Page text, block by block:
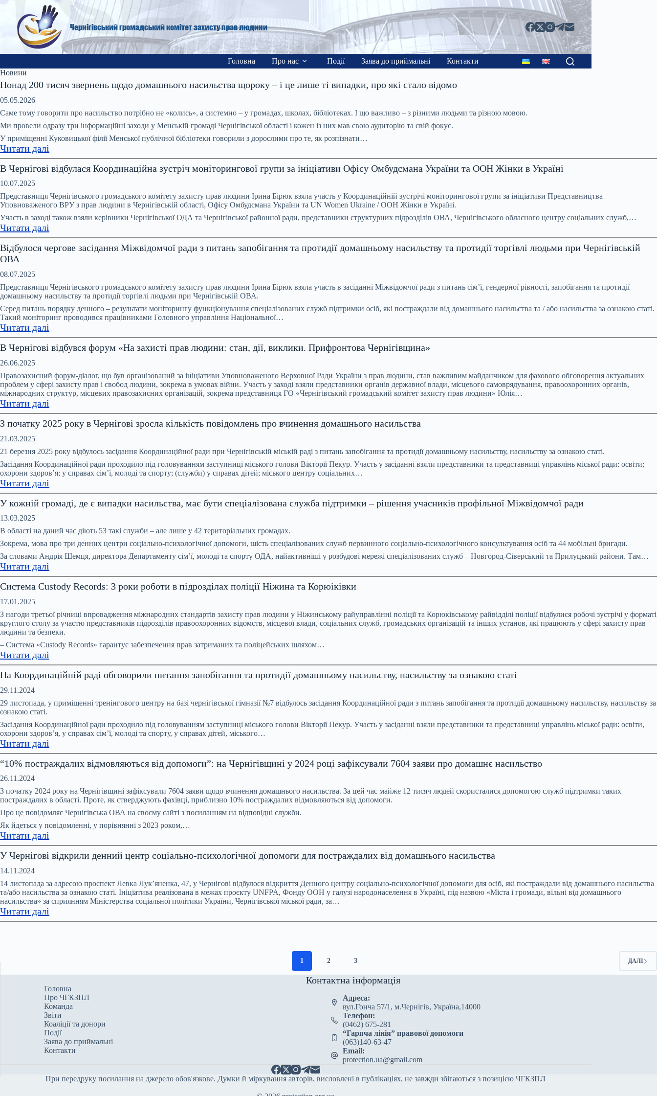
вмісту
Чернігівський громадський комітет захисту прав людини
Головна Про нас Події Заява до приймальні
Контакти
Новини
Понад 200 тисяч звернень щодо домашнього насильства щороку – і це лише ті випадки, про які стало відомо
05.05.2026
Саме тому говорити про насильство потрібно не «колись», а системно – у громадах, школах, бібліотеках. І що важливо – з різними людьми та різною мовою.
Ми провели одразу три інформаційні заходи у Менській громаді Чернігівської області і кожен із них мав свою аудиторію та свій фокус.
У приміщенні Куковицької філії Менської публічної бібліотеки говорили з дорослими про те, як розпізнати…
Читати далі
Понад
200
звернень
щодо
домашнього
щороку
–
лише
ті
випадки,
про
стало
відомо
В Чернігові відбулася Координаційна зустріч моніторингової групи за ініціативи Офісу Омбудсмана України та ООН Жінки в Україні
10.07.2025
Представниця Чернігівського громадського комітету захисту прав людини Ірина Бірюк взяла участь у Координаційній зустрічі моніторингової групи за ініціативи Представництва
Уповноваженого ВРУ з прав людини в Чернігівській області, Офісу Омбудсмана України та UN Women Ukraine / ООН Жінки в Україні.
Участь в заході також взяли керівники Чернігівської ОДА та Чернігівської районної ради, представники структурних підрозділів ОВА, Чернігівського обласного центру соціальних служб,…
Читати далі
В
Чернігові
зустріч
моніторингової
групи
за
ініціативи
Офісу
Омбудсмана
та
ООН
Жінки
в
Україні
Відбулося чергове засідання Міжвідомчої ради з питань запобігання та протидії домашньому насильству та протидії торгівлі людьми при Чернігівській
ОВА
08.07.2025
Представниця Чернігівського громадського комітету захисту прав людини Ірина Бірюк взяла участь в засіданні Міжвідомчої ради з питань сімʼї, гендерної рівності, запобігання та протидії
домашньому насильству та протидії торгівлі людьми при Чернігівській ОВА.
Серед питань порядку денного – результати моніторингу функціонування спеціалізованих служб підтримки осіб, які постраждали від домашнього насильства та / або насильства за ознакою статі.
Такий моніторинг проводився працівниками Головного управління Національної…
Читати далі
Відбулося
чергове
Міжвідомчої
ради
з
питань
запобігання
та
домашньому
насильству
та
протидії
торгівлі
людьми
Чернігівській
ОВА
В Чернігові відбувся форум «На захисті прав людини: стан, дії, виклики. Прифронтова Чернігівщина»
26.06.2025
Правозахисний форум-діалог, що був організований за ініціативи Уповноваженого Верховної Ради України з прав людини, став важливим майданчиком для фахового обговорення актуальних
проблем у сфері захисту прав і свобод людини, зокрема в умовах війни. Участь у заході взяли представники органів державної влади, місцевого самоврядування, правоохоронних органів,
міжнародних структур, місцевих правозахисних організацій, зокрема представниця ГО «Чернігівський громадський комітет захисту прав людини» Юлія…
Читати далі
В
Чернігові
форум
«На
захисті
людини:
стан,
виклики.
Прифронтова
Чернігівщина»
З початку 2025 року в Чернігові зросла кількість повідомлень про вчинення домашнього насильства
21.03.2025
21 березня 2025 року відбулось засідання Координаційної ради при Чернігівській міській раді з питань запобігання та протидії домашньому насильству, насильству за ознакою статі.
Засідання Координаційної ради проходило під головуванням заступниці міського голови Вікторії Пекур. Участь у засіданні взяли представники та представниці управлінь міської ради: освіти;
охорони здоров’я; у справах сім’ї, молоді та спорту; (служби) у справах дітей; міського центру соціальних…
Читати далі
З
початку
року
Чернігові
зросла
кількість
повідомлень
домашнього
насильства
У кожній громаді, де є випадки насильства, має бути спеціалізована служба підтримки – рішення учасників профільної Міжвідомчої ради
13.03.2025
В області на даний час діють 53 такі служби – але лише у 42 територіальних громадах.
Зокрема, мова про три денних центри соціально-психологічної допомоги, шість спеціалізованих служб первинного соціально-психологічного консультування осіб та 44 мобільні бригади.
За словами Андрія Шемця, директора Департаменту сім’ї, молоді та спорту ОДА, найактивніші у розбудові мережі спеціалізованих служб – Новгород-Сіверський та Прилуцький райони. Там…
Читати далі
У
кожній
де
є
випадки
насильства,
бути
спеціалізована
підтримки
рішення
учасників
профільної
Міжвідомчої
ради
Система Custody Records: 3 роки роботи в підрозділах поліції Ніжина та Корюіківки
17.01.2025
З нагоди третьої річниці впровадження міжнародних стандартів захисту прав людини у Ніжинському райуправлінні поліції та Корюківському райвідділі поліції відбулися робочі зустрічі у форматі
круглого столу за участю представників підрозділів правоохоронних відомств, місцевої влади, соціальних служб, громадських організацій та інших установ, які працюють у сфері захисту прав
людини та безпеки.
– Система «Custody Records» гарантує забезпечення прав затриманих та поліцейських шляхом…
Читати далі
Система
Custody
3
роки
роботи
в
поліції
Ніжина
Корюіківки
На Координаційній раді обговорили питання запобігання та протидії домашньому насильству, насильству за ознакою статі
29.11.2024
29 листопада, у приміщенні тренінгового центру на базі чернігівської гімназії №7 відбулось засідання Координаційної ради з питань запобігання та протидії домашньому насильству, насильству за
ознакою статі.
Засідання Координаційної ради проходило під головуванням заступниці міського голови Вікторії Пекур. Участь у засіданні взяли представники та представниці управлінь міської ради: освіти,
охорони здоров’я, у справах сім’ї, молоді та спорту, у справах дітей, міського…
Читати далі
На
Координаційній
обговорили
питання
запобігання
та
протидії
домашньому
насильству,
ознакою
статі
“10% постраждалих відмовляються від допомоги”: на Чернігівщині у 2024 році зафіксували 7604 заяви про домашнє насильство
26.11.2024
З початку 2024 року на Чернігівщині зафіксували 7604 заяви щодо вчинення домашнього насильства. За цей час майже 12 тисяч людей скористалися допомогою служб підтримки таких
постраждалих в області. Проте, як стверджують фахівці, приблизно 10% постраждалих відмовляються від допомоги.
Про це повідомляє Чернігівська ОВА на своєму сайті з посиланням на відповідні служби.
Як йдеться у повідомленні, у порівнянні з 2023 роком,…
Читати далі
“10%
постраждалих
від
допомоги”:
на
Чернігівщині
у
про
домашнє
насильство
У Чернігові відкрили денний центр соціально-психологічної допомоги для постраждалих від домашнього насильства
14.11.2024
14 листопада за адресою проспект Левка Лук’яненка, 47, у Чернігові відбулося відкриття Денного центру соціально-психологічної допомоги для осіб, які постраждали від домашнього насильства
та/або насильства за ознакою статі. Ініціатива реалізована в межах проєкту UNFPA, Фонду ООН у галузі народонаселення в Україні, під назвою «Міста і громади, вільні від домашнього
насильства» за сприянням Міністерства соціальної політики України, Чернігівської міської ради, за…
Читати далі
У
соціально-
психологічної
допомоги
для
постраждалих
від
домашнього
1 2 3 ДАЛІ
Головна
Про ЧГКЗПЛ
Команда
Звіти
Коаліції та донори
Події
Заява до приймальні
Контакти
Контактна інформація
Адреса:
вул.Гонча 57/1, м.Чернігів, Україна,14000
Телефон:
(0462) 675-281
“Гаряча лінія” правової допомоги
(063)140-63-47
Email:
protection.ua@gmail.com
При передруку посилання на джерело обов'язкове. Думки й міркування авторів, висловлені в публікаціях, не завжди збігаються з позицією ЧГКЗПЛ